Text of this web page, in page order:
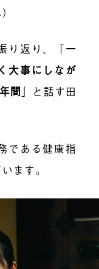
り返り、「一
大事にしなが
間 」と話す田
である健康指
ます。